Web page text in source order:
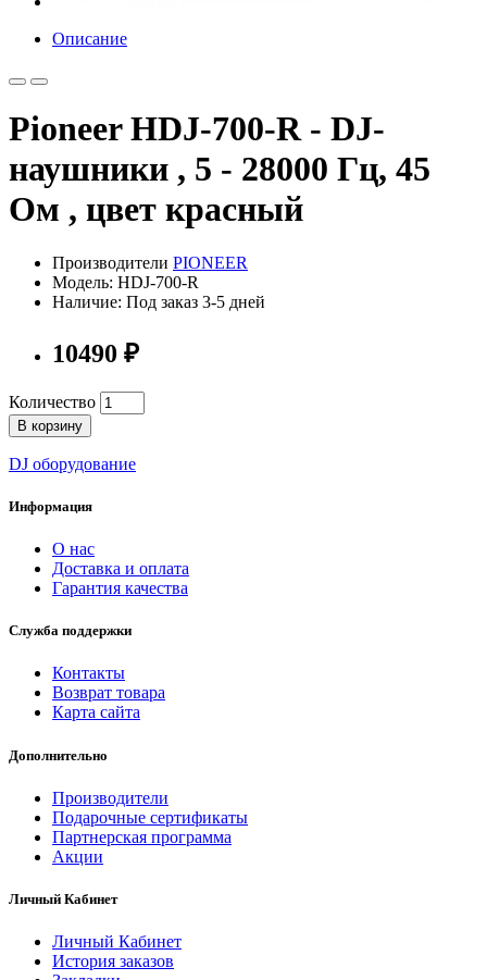
Описание
Pioneer HDJ-700-R - DJ-
наушники , 5 - 28000 Гц, 45
Ом , цвет красный
Производители PIONEER
Модель: HDJ-700-R
Наличие: Под заказ 3-5 дней
10490 ₽
Количество
В корзину
DJ оборудование
Информация
О нас
Доставка и оплата
Гарантия качества
Служба поддержки
Контакты
Возврат товара
Карта сайта
Дополнительно
Производители
Подарочные сертификаты
Партнерская программа
Акции
Личный Кабинет
Личный Кабинет
История заказов